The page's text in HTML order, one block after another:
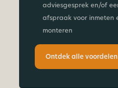
adviesgesprek en/of
afspraak voor inmeten
monteren
Ontdek alle voordelen